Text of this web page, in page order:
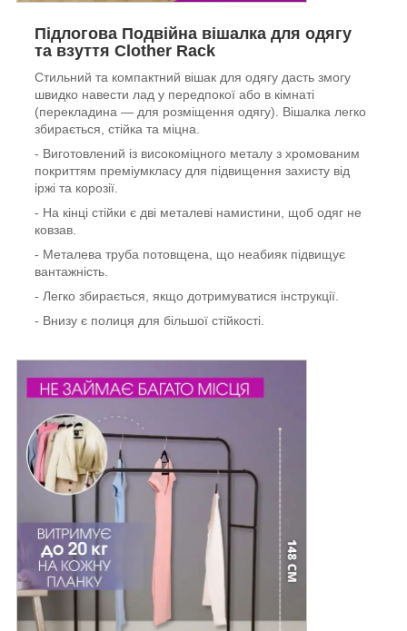
Підлогова Подвійна вішалка для одягу
та взуття Clother Rack
Стильний та компактний вішак для одягу дасть змогу
швидко навести лад у передпокої або в кімнаті
(перекладина — для розміщення одягу). Вішалка легко
збирається, стійка та міцна.
- Виготовлений із високоміцного металу з хромованим
покриттям преміумкласу для підвищення захисту від
іржі та корозії.
- На кінці стійки є дві металеві намистини, щоб одяг не
ковзав.
- Металева труба потовщена, що неабияк підвищує
вантажність.
- Легко збирається, якщо дотримуватися інструкції.
- Внизу є полиця для більшої стійкості.